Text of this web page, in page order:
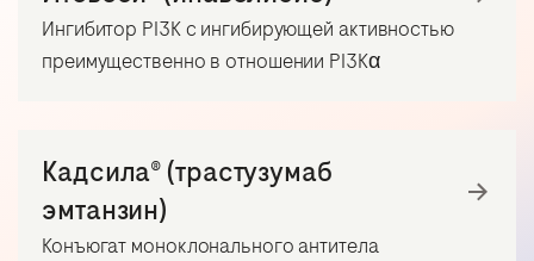
Ингибитор PI3K с ингибирующей активностью
преимущественно в отношении PI3Kα
Кадсила® (трастузумаб
эмтанзин)
Конъюгат моноклонального антитела